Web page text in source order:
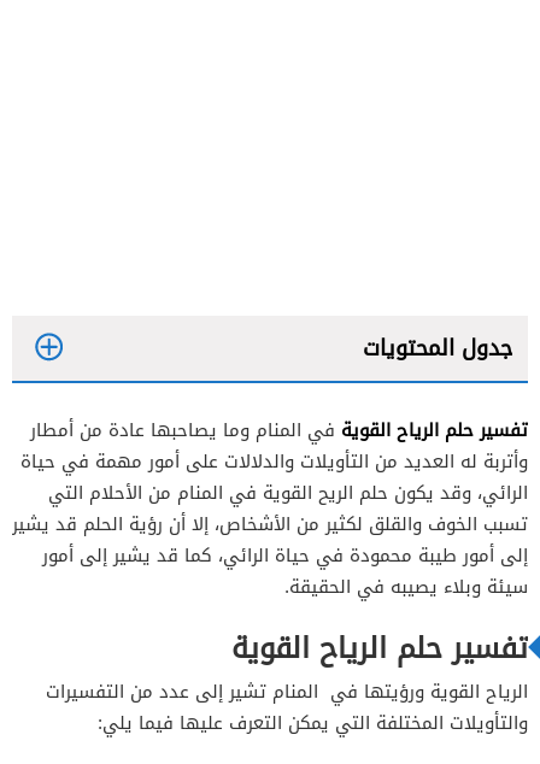
جدول المحتويات
تفسير حلم الرياح القوية للعزباء
تفسير حلم الرياح القوية للمتزوجة
تفسير حلم الرياح القوية للمطلقة
تفسير حلم الرياح القوية في المنام وما يصاحبها عادة من أمطار
وأتربة له العديد من التأويلات والدلالات على أمور مهمة في حياة
الرائي، وقد يكون حلم الريح القوية في المنام من الأحلام التي
تسبب الخوف والقلق لكثير من الأشخاص، إلا أن رؤية الحلم قد يشير
إلى أمور طيبة محمودة في حياة الرائي، كما قد يشير إلى أمور
سيئة وبلاء يصيبه في الحقيقة.
تفسير حلم الرياح القوية
الرياح القوية ورؤيتها في المنام تشير إلى عدد من التفسيرات
والتأويلات المختلفة التي يمكن التعرف عليها فيما يلي: